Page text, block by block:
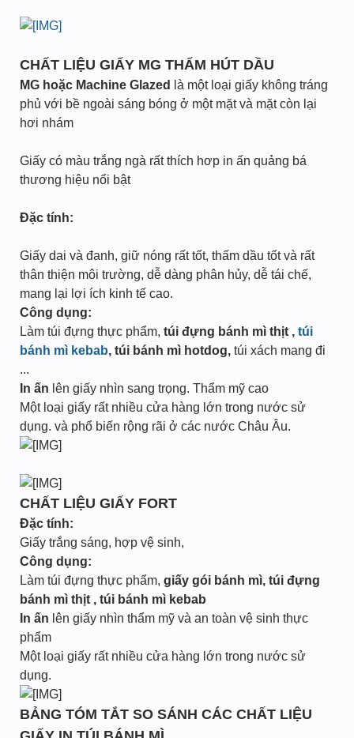
CHẤT LIỆU GIẤY MG THẤM HÚT DẦU
MG hoặc Machine Glazed
là một loại giấy không tráng
phủ với bề ngoài sáng bóng ở một mặt và mặt còn lại
hơi nhám
Giấy có màu trắng ngà rất thích hơp in ấn quảng bá
thương hiệu nổi bật
Đặc tính:
Giấy dai và đanh, giữ nóng rất tốt, thấm dầu tốt và rất
thân thiện môi trường, dễ dàng phân hủy, dễ tái chế,
mang lại lợi ích kinh tế cao.
Công dụng:
Làm túi đựng thực phẩm, túi đựng bánh mì thịt , túi
bánh mì kebab, túi bánh mì hotdog, túi xách mang đi
...
In ấn lên giấy nhìn sang trọng. Thẩm mỹ cao
Một loại giấy rất nhiều cửa hàng lớn trong nước sử
dụng. và phổ biến rộng rãi ở các nước Châu Âu.
CHẤT LIỆU GIẤY FORT
Đặc tính:
Giấy trắng sáng, hợp vệ sinh,
Công dụng:
Làm túi đựng thực phẩm, giấy gói bánh mì, túi đựng
bánh mì thịt , túi bánh mì kebab
In ấn lên giấy nhìn thẩm mỹ và an toàn vệ sinh thực
phẩm
Một loại giấy rất nhiều cửa hàng lớn trong nước sử
dụng.
BẢNG TÓM TẮT SO SÁNH CÁC CHẤT LIỆU